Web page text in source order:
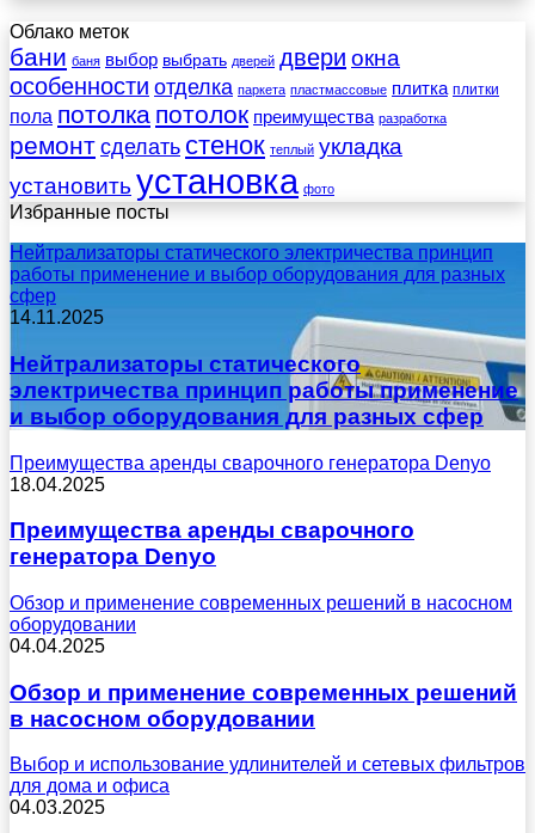
Облако меток
бани баня выбор выбрать дверей двери окна
особенности отделка паркета пластмассовые плитка плитки
пола потолка потолок преимущества разработка
ремонт сделать стенок теплый укладка
установить установка фото
Избранные посты
Нейтрализаторы статического электричества принцип
работы применение и выбор оборудования для разных
сфер
14.11.2025
Нейтрализаторы статического
электричества принцип работы применение
и выбор оборудования для разных сфер
Преимущества аренды сварочного генератора Denyo
18.04.2025
Преимущества аренды сварочного
генератора Denyo
Обзор и применение современных решений в насосном
оборудовании
04.04.2025
Обзор и применение современных решений
в насосном оборудовании
Выбор и использование удлинителей и сетевых фильтров
для дома и офиса
04.03.2025